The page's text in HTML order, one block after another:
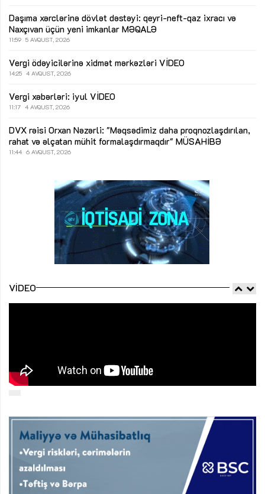
Daşıma xərclərinə dövlət dəstəyi: qeyri-neft-qaz ixracı və
Naxçıvan üçün yeni imkanlar MƏQALƏ
11:59 5 AVQUST, 2026
Vergi ödəyicilərinə xidmət mərkəzləri VİDEO
14:25 4 AVQUST, 2026
Vergi xəbərləri: iyul VİDEO
11:17 4 AVQUST, 2026
DVX rəisi Orxan Nəzərli: "Məqsədimiz daha proqnozlaşdırılan,
rahat və əlçatan mühit formalaşdırmaqdır" MÜSAHİBƏ
11:44 6 AVQUST, 2026
VIDEO